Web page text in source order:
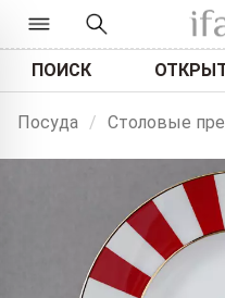
ПОИСК
Посуда / Столовые